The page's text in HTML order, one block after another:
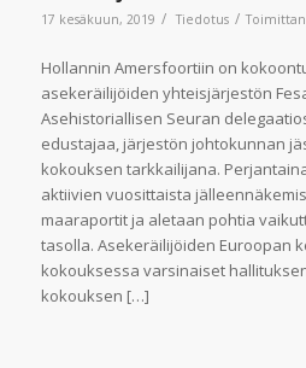
17 kesäkuun, 2019 / Tiedotus /
Hollannin Amersfoortiin on
asekeräilijöiden yhteisjärjestön
Asehistoriallisen Seuran
edustajaa, järjestön johtokunnan
kokouksen tarkkailijana.
aktiivien vuosittaista
maaraportit ja aletaan pohtia
tasolla. Asekeräilijöiden Euroopan
kokouksessa varsinaiset
kokouksen […]